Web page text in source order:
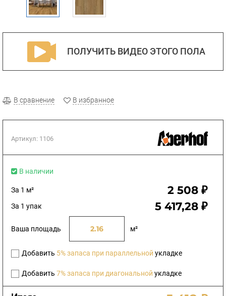
ПОЛУЧИТЬ ВИДЕО ЭТОГО ПОЛА
В сравнение В избранное
Артикул: 1106
В наличии
За 1 м² 2 508 ₽
За 1 упак 5 417,28 ₽
Ваша площадь м²
Добавить 5% запаса при параллельной укладке
Добавить 7% запаса при диагональной укладке